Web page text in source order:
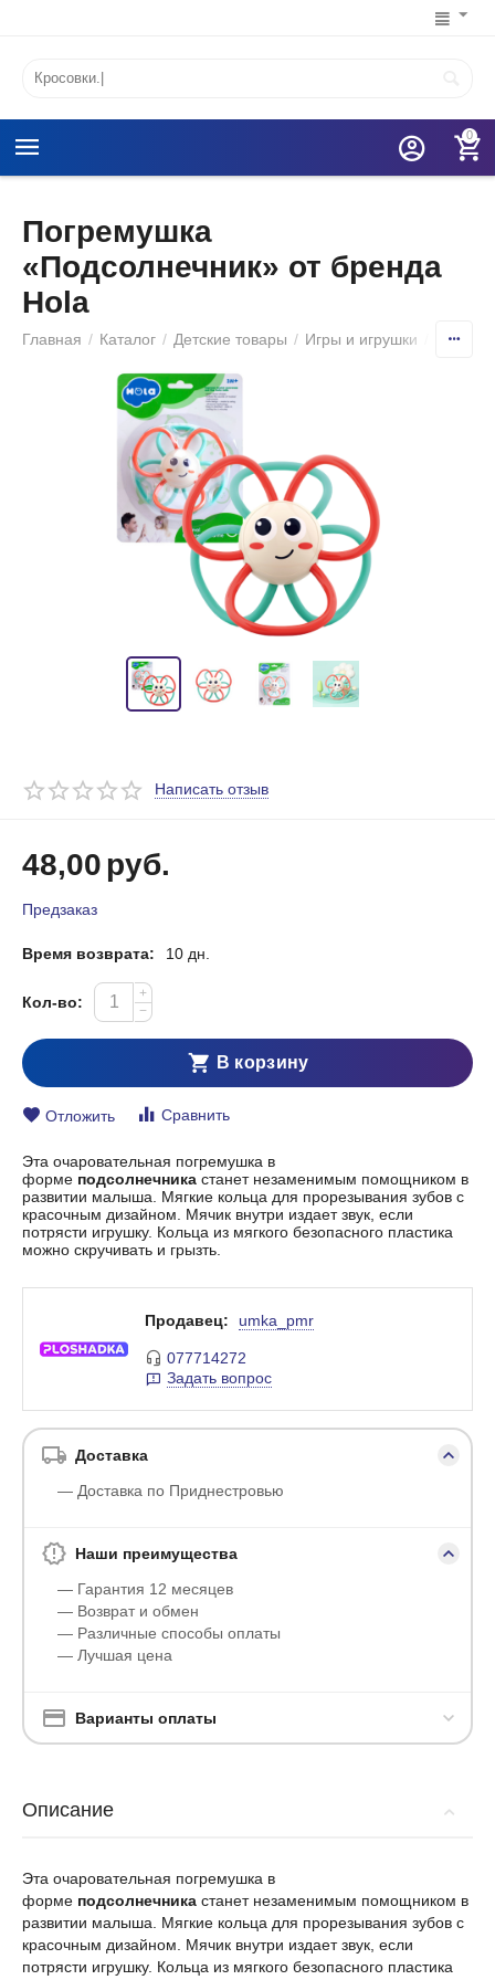
0
Погремушка
«Подсолнечник» от бренда
Hola
Главная / Каталог / Детские товары / Игры и игрушки
Написать отзыв
48,00руб.
Предзаказ
Время возврата: 10 дн.
Кол-во:
+
−
В корзину
Отложить Сравнить
Эта очаровательная погремушка в
форме подсолнечникастанет незаменимым помощником в
развитии малыша. Мягкие кольца для прорезывания зубов с
красочным дизайном. Мячик внутри издает звук, если
потрясти игрушку. Кольца из мягкого безопасного пластика
можно скручивать и грызть.
Продавец: umka_pmr
077714272
Задать вопрос
Доставка
— Доставка по Приднестровью
Наши преимущества
— Гарантия 12 месяцев
— Возврат и обмен
— Различные способы оплаты
— Лучшая цена
Варианты оплаты
Описание
Эта очаровательная погремушка в
форме подсолнечникастанет незаменимым помощником в
развитии малыша. Мягкие кольца для прорезывания зубов с
красочным дизайном. Мячик внутри издает звук, если
потрясти игрушку. Кольца из мягкого безопасного пластика